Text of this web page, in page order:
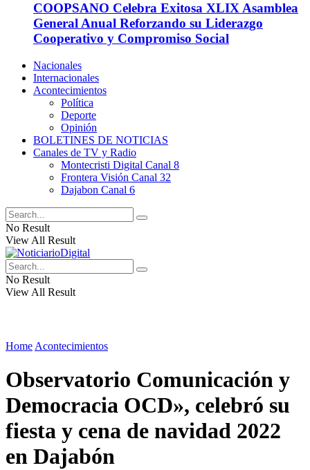
COOPSANO Celebra Exitosa XLIX Asamblea
General Anual Reforzando su Liderazgo
Cooperativo y Compromiso Social
Nacionales
Internacionales
Acontecimientos
Política
Deporte
Opinión
BOLETINES DE NOTICIAS
Canales de TV y Radio
Montecristi Digital Canal 8
Frontera Visión Canal 32
Dajabon Canal 6
No Result
View All Result
No Result
View All Result
Home Acontecimientos
Observatorio Comunicación y
Democracia OCD», celebró su
fiesta y cena de navidad 2022
en Dajabón